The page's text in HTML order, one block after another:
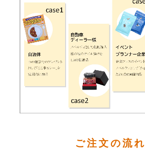
ご注文の流れ